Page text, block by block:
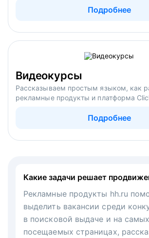
Подробнее
Видеокурсы
Рассказываем простым языком, как
рекламные продукты и платформа
Подробнее
Какие задачи решает
Рекламные продукты hh.ru
выделить вакансии среди
в поисковой выдаче и на самых
посещаемых страницах,